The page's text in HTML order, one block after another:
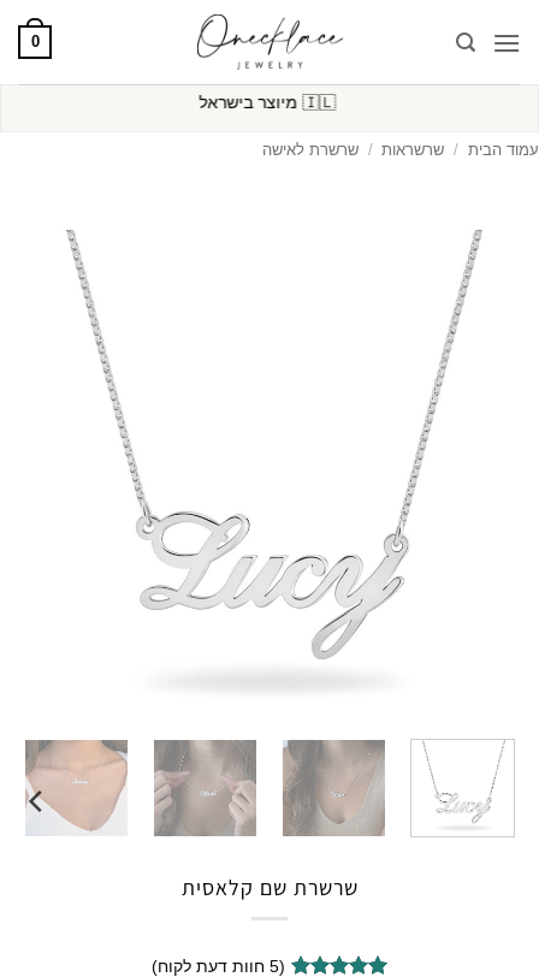
0
🇮🇱מיוצר בישראל
עמוד הבית / שרשראות / שרשרת לאישה
שרשרת שם קלאסית
(
5חוות דעת לקוח)